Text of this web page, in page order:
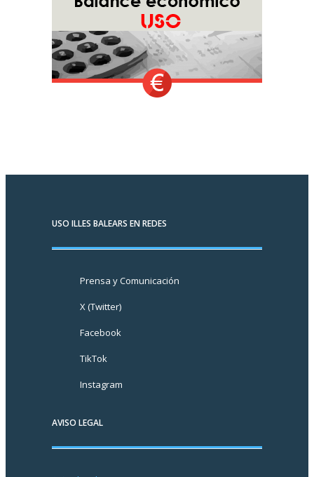
USO ILLES BALEARS EN REDES
Prensa y Comunicación
X (Twitter)
Facebook
TikTok
Instagram
AVISO LEGAL